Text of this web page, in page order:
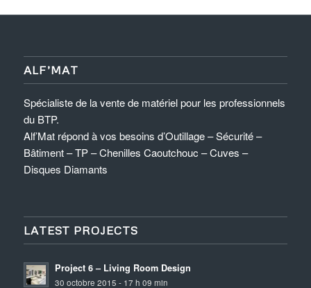
ALF’MAT
Spécialiste de la vente de matériel pour les professionnels
du BTP.
Alf’Mat répond à vos besoins d’Outillage – Sécurité –
Bâtiment – TP – Chenilles Caoutchouc – Cuves –
Disques Diamants
LATEST PROJECTS
Project 6 – Living Room Design
30 octobre 2015 - 17 h 09 min